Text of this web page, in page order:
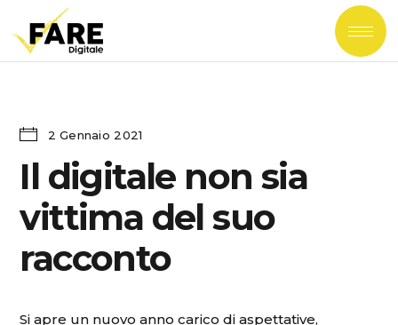
2 Gennaio 2021
Il digitale non sia
vittima del suo
racconto
Si apre un nuovo anno carico di aspettative,